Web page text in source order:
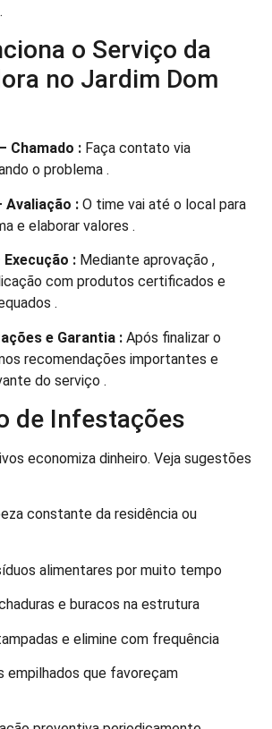
o Serviço da
no Jardim Dom
Chamado : Faça contato via
o problema .
Avaliação : O time vai até o local para
e elaborar valores .
: Mediante aprovação ,
com produtos certificados e
.
e Garantia : Após finalizar o
recomendações importantes e
do serviço .
de Infestações
economiza dinheiro. Veja sugestões
constante da residência ou
alimentares por muito tempo
e buracos na estrutura
e elimine com frequência
empilhados que favoreçam